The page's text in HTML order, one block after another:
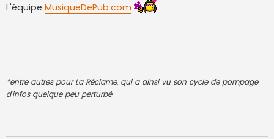
L'équipe MusiqueDePub.com
*entre autres pour La Réclame, qui a ainsi vu son cycle de pompage
d'infos quelque peu perturbé